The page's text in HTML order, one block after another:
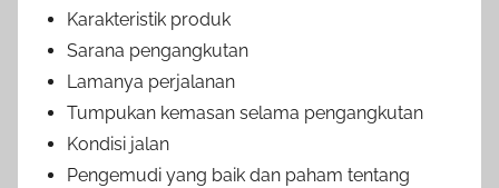
Karakteristik produk
Sarana pengangkutan
Lamanya perjalanan
Tumpukan kemasan selama pengangkutan
Kondisi jalan
Pengemudi yang baik dan paham tentang